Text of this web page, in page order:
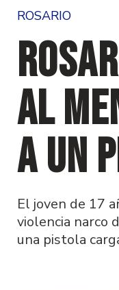
ROSARIO
al
a un
El joven de 17
violencia narco
una pistola